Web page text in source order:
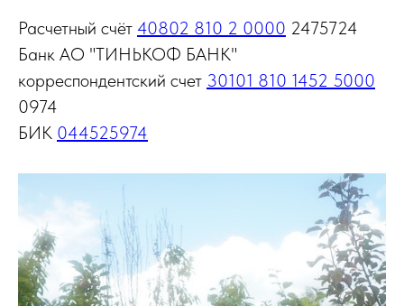
Расчетный счёт 40802 810 2 0000 2475724
Банк АО "ТИНЬКОФ БАНК"
корреспондентский счет 30101 810 1452 5000
0974
БИК 044525974